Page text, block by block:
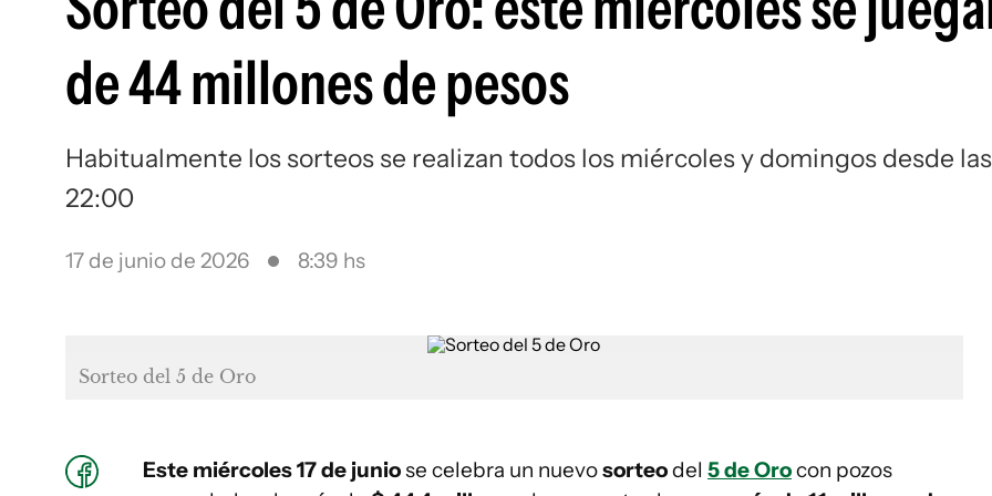
de 44 millones de pesos
Habitualmente los sorteos se realizan todos los miércoles y domingos desde las
22:00
17 de junio de 2026 8:39 hs
Sorteo del 5 de Oro
Este miércoles 17 de juniose celebra un nuevosorteodel 5 de Orocon pozos